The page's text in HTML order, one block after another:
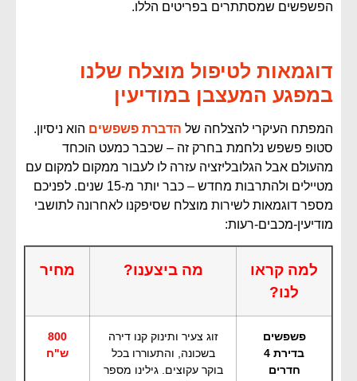
הפשפשים שמסתתרים בפריטים הללו.
דוגמאות לטיפול מוצלח שלנו
במפגע המעצבן במודיעין
המפתח העיקרי להצלחה של הדברת פשפשים הוא ניסיון.
סטופ פשפש נלחמת בחרק זה – שכבר כמעט הוכחד
מהעולם אבל הגלובליזציה עזרה לו לעבור ממקום למקום עם
מטיילים ולהתרבות מחדש – כבר יותר מ-15 שנים. לפניכם
מספר דוגמאות לשירות מוצלח שסיפקנו לאחרונה לתושבי
מודיעין-מכבים-רעות:
למה קראו
לנו?
מה ביצענו? מחיר
פשפשים
בדירת 4
חדרים
זוג צעיר ותינוק קנו דירה
בשכונה, והתעוררו בכל
בוקר עקוצים. גילינו מספר
800
ש"ח